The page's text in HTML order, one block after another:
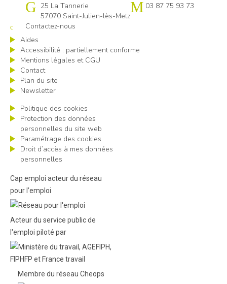
Cap emploi 57
25 La Tannerie
57070 Saint-Julien-lès-Metz
03 87 75 93 73
Contactez-nous
Aides
Accessibilité : partiellement conforme
Mentions légales et CGU
Contact
Plan du site
Newsletter
Politique des cookies
Protection des données
personnelles du site web
Paramétrage des cookies
Droit d’accès à mes données
personnelles
Cap emploi acteur du réseau
pour l’emploi
Acteur du service public de
l'emploi piloté par
Membre du réseau Cheops